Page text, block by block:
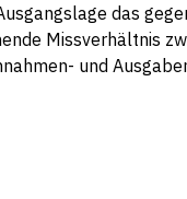
das
Missverhältnis
und